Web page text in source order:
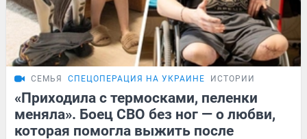
СЕМЬЯ СПЕЦОПЕРАЦИЯ НА УКРАИНЕ ИСТОРИИ
«Приходила с термосками, пеленки
меняла». Боец СВО без ног — о любви,
которая помогла выжить после